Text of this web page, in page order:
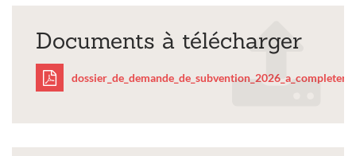
Documents à télécharger